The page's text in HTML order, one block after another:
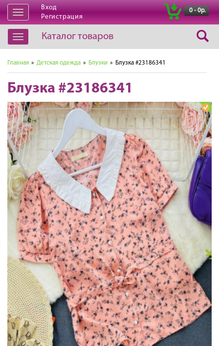
Открыть
навигацию
Вход
Регистрация
0 - 0р.
Открыть
навигацию
Каталог товаров
Главная » Детская одежда » Блузки » Блузка #23186341
Блузка #23186341